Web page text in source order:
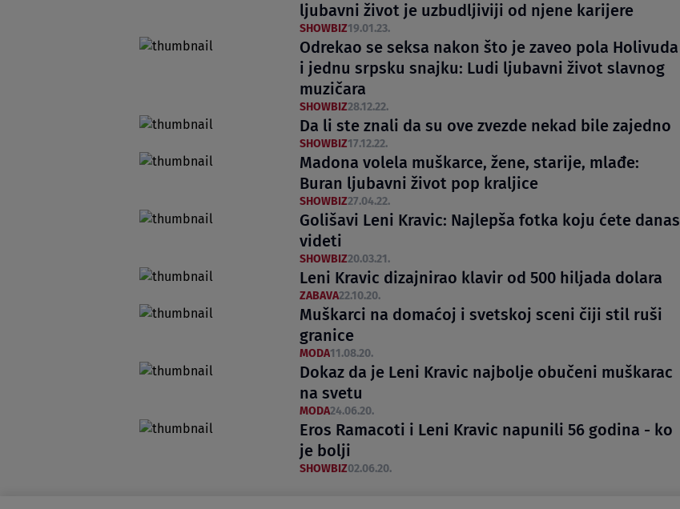
ljubavni život je uzbudljiviji od njene karijere
SHOWBIZ19.01.23.
Odrekao se seksa nakon što je zaveo pola Holivuda
i jednu srpsku snajku: Ludi ljubavni život slavnog
muzičara
SHOWBIZ28.12.22.
Da li ste znali da su ove zvezde nekad bile zajedno
SHOWBIZ17.12.22.
Madona volela muškarce, žene, starije, mlađe:
Buran ljubavni život pop kraljice
SHOWBIZ27.04.22.
Golišavi Leni Kravic: Najlepša fotka koju ćete danas
videti
SHOWBIZ20.03.21.
Leni Kravic dizajnirao klavir od 500 hiljada dolara
ZABAVA22.10.20.
Muškarci na domaćoj i svetskoj sceni čiji stil ruši
granice
MODA11.08.20.
Dokaz da je Leni Kravic najbolje obučeni muškarac
na svetu
MODA24.06.20.
Eros Ramacoti i Leni Kravic napunili 56 godina - ko
je bolji
SHOWBIZ02.06.20.